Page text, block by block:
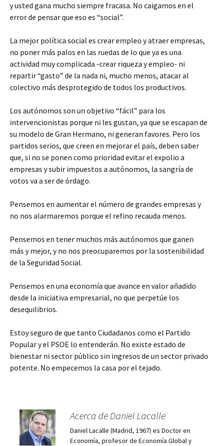
y usted gana mucho siempre fracasa. No caigamos en el
error de pensar que eso es “social”.
La mejor política social es crear empleo y atraer empresas,
no poner más palos en las ruedas de lo que ya es una
actividad muy complicada -crear riqueza y empleo- ni
repartir “gasto” de la nada ni, mucho menos, atacar al
colectivo más desprotegido de todos los productivos.
Los autónomos son un objetivo “fácil” para los
intervencionistas porque ni les gustan, ya que se escapan de
su modelo de Gran Hermano, ni generan favores. Pero los
partidos serios, que creen en mejorar el país, deben saber
que, si no se ponen como prioridad evitar el expolio a
empresas y subir impuestos a autónomos, la sangría de
votos va a ser de órdago.
Pensemos en aumentar el número de grandes empresas y
no nos alarmaremos porque el refino recauda menos.
Pensemos en tener muchos más autónomos que ganen
más y mejor, y no nos preocuparemos por la sostenibilidad
de la Seguridad Social.
Pensemos en una economía que avance en valor añadido
desde la iniciativa empresarial, no que perpetúe los
desequilibrios.
Estoy seguro de que tanto Ciudadanos como el Partido
Popular y el PSOE lo entenderán. No existe estado de
bienestar ni sector público sin ingresos de un sector privado
potente. No empecemos la casa por el tejado.
Acerca de Daniel Lacalle
Daniel Lacalle (Madrid, 1967) es Doctor en
Economía, profesor de Economía Global y